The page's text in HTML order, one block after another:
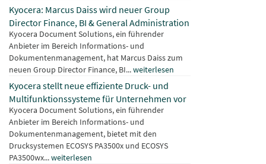
Kyocera: Marcus Daiss wird neuer Group
Director Finance, BI & General Administration
Kyocera Document Solutions, ein führender
Anbieter im Bereich Informations- und
Dokumentenmanagement, hat Marcus Daiss zum
neuen Group Director Finance, BI...weiterlesen
Kyocera stellt neue effiziente Druck- und
Multifunktionssysteme für Unternehmen vor
Kyocera Document Solutions, ein führender
Anbieter im Bereich Informations- und
Dokumentenmanagement, bietet mit den
Drucksystemen ECOSYS PA3500x und ECOSYS
PA3500wx...weiterlesen